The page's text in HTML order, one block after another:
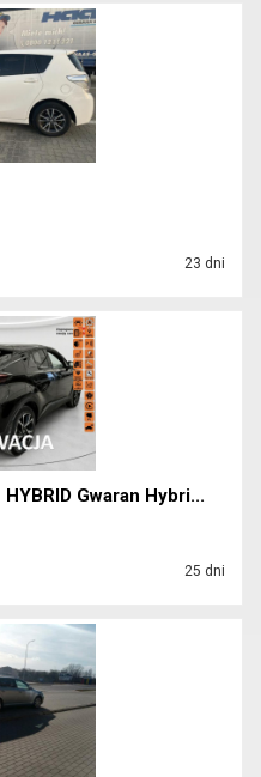
23 dni
Gwaran Hybri...
25 dni